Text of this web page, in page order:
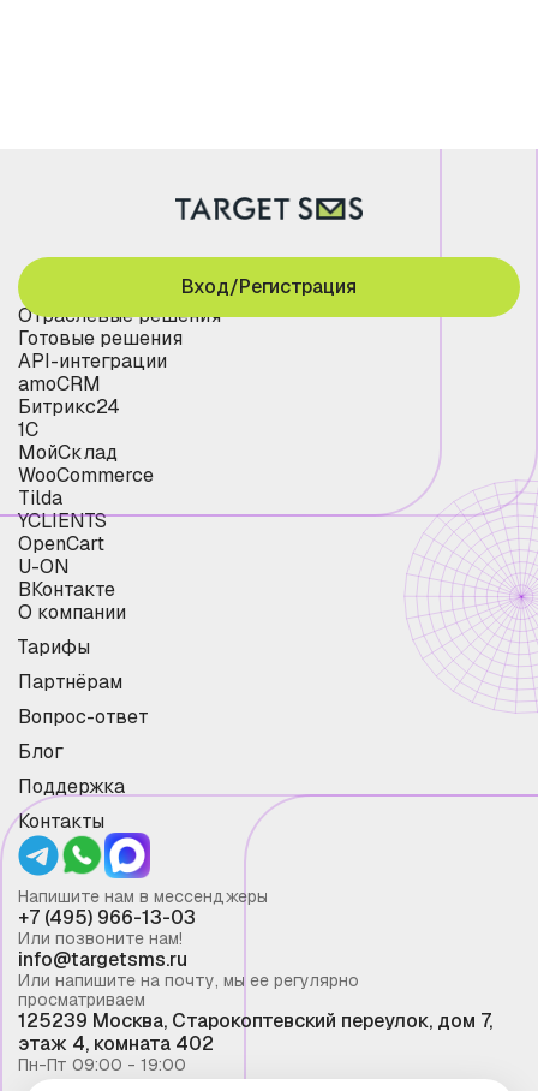
Отраслевые решения
Готовые решения
API-интеграции
amoCRM
Битрикс24
1С
МойСклад
WooCommerce
Tilda
YCLIENTS
OpenCart
U-ON
ВКонтакте
О компании
Тарифы
Партнёрам
Вопрос-ответ
Блог
Поддержка
Контакты
Вход/Регистрация
Напишите нам в мессенджеры
+7 (495) 966-13-03
Или позвоните нам!
info@targetsms.ru
Или напишите на почту, мы ее регулярно
просматриваем
125239 Москва, Старокоптевский переулок, дом 7,
этаж 4, комната 402
Пн-Пт 09:00 - 19:00